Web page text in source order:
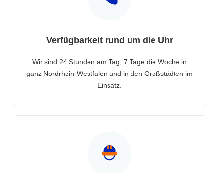
Verfügbarkeit rund um die Uhr
Wir sind 24 Stunden am Tag, 7 Tage die Woche in
ganz Nordrhein-Westfalen und in den Großstädten im
Einsatz.